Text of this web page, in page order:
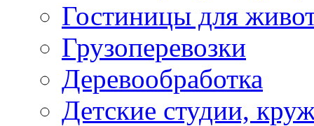
Гостиницы для
Грузоперевозки
Деревообработка
Детские студии,